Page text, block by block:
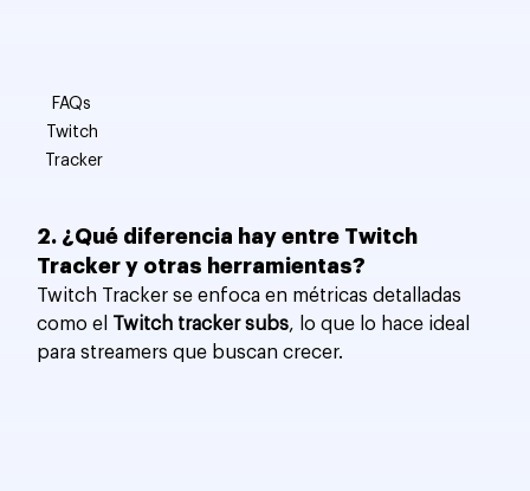
FAQs
Twitch
Tracker
2. ¿Qué diferencia hay entre Twitch
Tracker y otras herramientas?
Twitch Tracker se enfoca en métricas detalladas
como el Twitch tracker subs, lo que lo hace ideal
para streamers que buscan crecer.